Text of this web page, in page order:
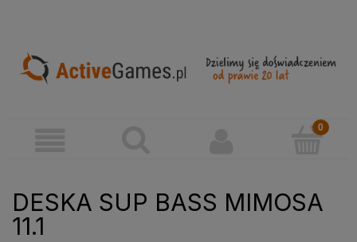
DESKA SUP BASS MIMOSA
11.1